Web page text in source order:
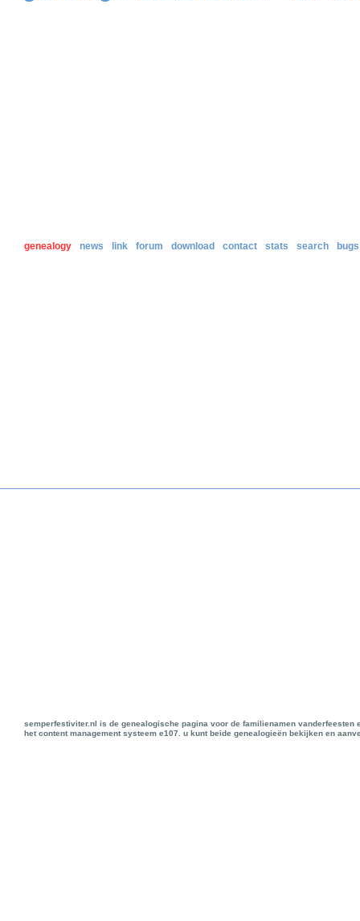
genealogy news link forum download contact stats search bugs
semperfestiviter.nl is de genealogische pagina voor de familienamen
het content management systeem e107. u kunt beide genealogieën bekijken en